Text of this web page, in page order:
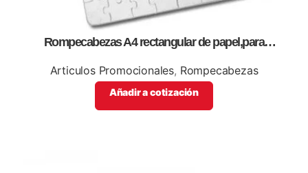
Rompecabezas A4 rectangular de papel,para
Articulos Promocionales, Rompecabezas
Añadir a cotización